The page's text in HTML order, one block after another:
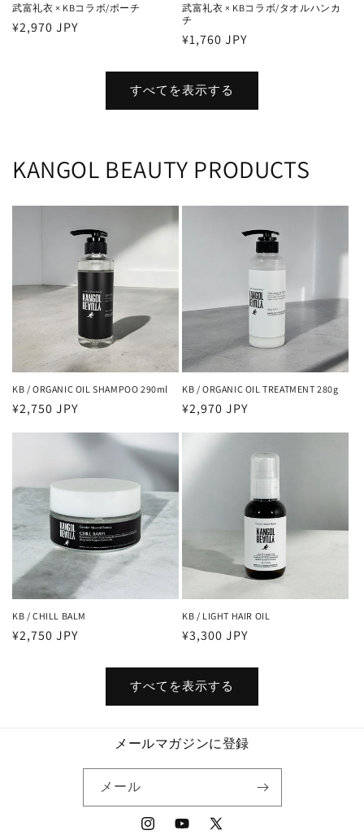
武富礼衣 × KBコラボ/ポーチ
通
¥2,970 JPY
武富礼衣 × KBコラボ/タオルハンカ
チ
通
格
¥1,760 JPY
すべてを表示する
KANGOL BEAUTY PRODUCTS
KB / ORGANIC OIL SHAMPOO 290ml
通
¥2,750 JPY
KB / ORGANIC OIL TREATMENT 280g
通
¥2,970 JPY
KB / CHILL BALM
通
¥2,750 JPY
KB / LIGHT HAIR OIL
通
格
¥3,300 JPY
すべてを表示する
メールマガジンに登録
メール
InstagramYouTube
X